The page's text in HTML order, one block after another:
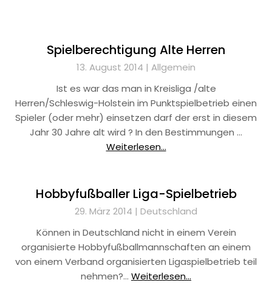
Spielberechtigung Alte Herren
13. August 2014 | Allgemein
Ist es war das man in Kreisliga /alte
Herren/Schleswig-Holstein im Punktspielbetrieb einen
Spieler (oder mehr) einsetzen darf der erst in diesem
Jahr 30 Jahre alt wird ? In den Bestimmungen …
Weiterlesen...
Hobbyfußballer Liga-Spielbetrieb
29. März 2014 | Deutschland
Können in Deutschland nicht in einem Verein
organisierte Hobbyfußballmannschaften an einem
von einem Verband organisierten Ligaspielbetrieb teil
nehmen?… Weiterlesen...